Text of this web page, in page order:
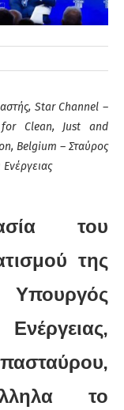
Star Channel –
for Clean, Just and
Belgium – Σταύρος
του
της
το